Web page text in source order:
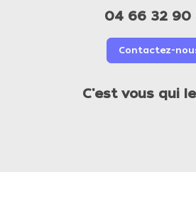
04 66 32 90
Contactez-
C'est vous qui